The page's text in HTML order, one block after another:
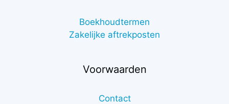
Boekhoudtermen
Zakelijke aftrekposten
Voorwaarden
Contact